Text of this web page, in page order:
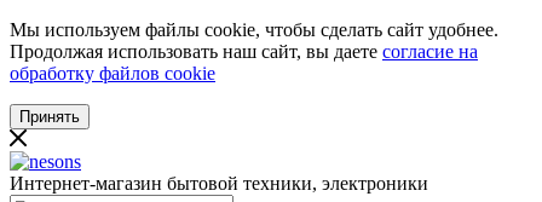
Мы используем файлы cookie, чтобы сделать сайт удобнее.
Продолжая использовать наш сайт, вы даете согласие на
обработку файлов cookie
Принять
Интернет-магазин бытовой техники, электроники